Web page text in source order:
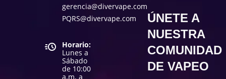
gerencia@divervape.com
PQRS@divervape.com
Horario:
Lunes a
Sábado
de 10:00
a.m. a
ÚNETE A
NUESTRA
COMUNIDAD
DE VAPEO